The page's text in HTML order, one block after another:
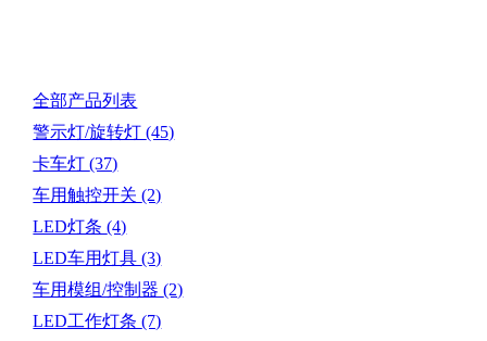
全部产品列表
警示灯/旋转灯(45)
卡车灯(37)
车用触控开关(2)
LED灯条(4)
LED车用灯具(3)
车用模组/控制器(2)
LED工作灯条(7)